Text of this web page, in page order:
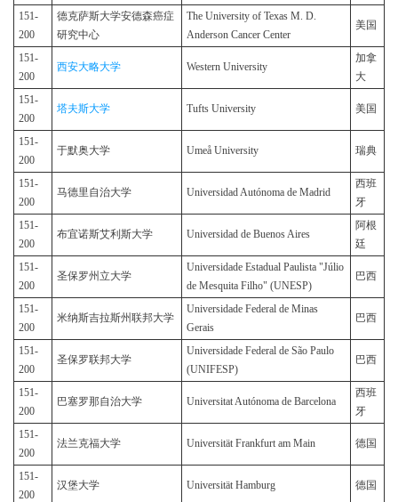
151-
200
德克萨斯大学安德森癌症
研究中心
The University of Texas M. D.
Anderson Cancer Center
美国
151-
200
西安大略大学 Western University
加拿
大
151-
200
塔夫斯大学 Tufts University 美国
151-
200
于默奥大学 Umeå University 瑞典
151-
200
马德里自治大学 Universidad Autónoma de Madrid
西班
牙
151-
200
布宜诺斯艾利斯大学 Universidad de Buenos Aires
阿根
廷
151-
200
圣保罗州立大学
Universidade Estadual Paulista "Júlio
de Mesquita Filho" (UNESP)
巴西
151-
200
米纳斯吉拉斯州联邦大学
Universidade Federal de Minas
Gerais
巴西
151-
200
圣保罗联邦大学
Universidade Federal de São Paulo
(UNIFESP)
巴西
151-
200
巴塞罗那自治大学 Universitat Autónoma de Barcelona
西班
牙
151-
200
法兰克福大学 Universität Frankfurt am Main 德国
151-
200
汉堡大学 Universität Hamburg 德国